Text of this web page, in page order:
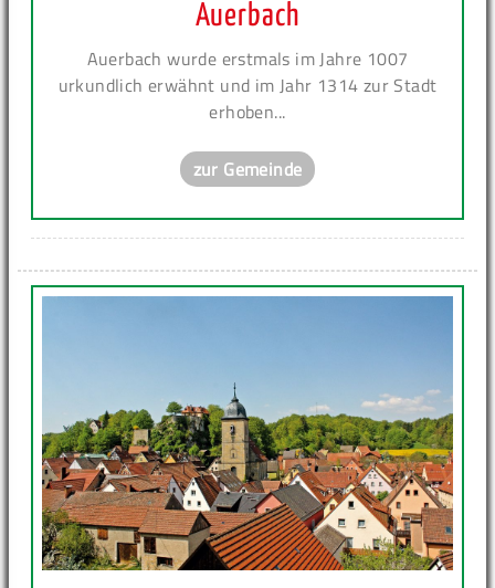
Auerbach
Auerbach wurde erstmals im Jahre 1007
urkundlich erwähnt und im Jahr 1314 zur Stadt
erhoben...
zur Gemeinde